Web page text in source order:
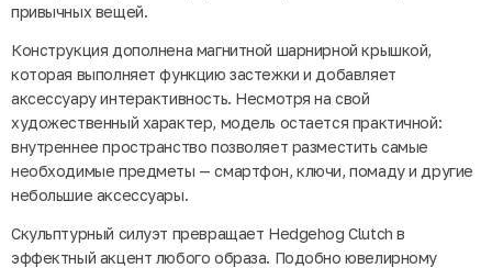
привычных вещей.
Конструкция дополнена магнитной шарнирной крышкой,
которая выполняет функцию застежки и добавляет
аксессуару интерактивность. Несмотря на свой
художественный характер, модель остается практичной:
внутреннее пространство позволяет разместить самые
необходимые предметы — смартфон, ключи, помаду и другие
небольшие аксессуары.
Скульптурный силуэт превращает Hedgehog Clutch в
эффектный акцент любого образа. Подобно ювелирному